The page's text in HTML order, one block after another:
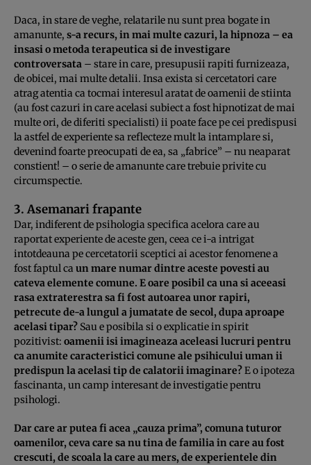
Daca, in stare de veghe, relatarile nu sunt prea bogate in
amanunte, s-a recurs, in mai multe cazuri, lahipnoza – ea
insasi o metoda terapeutica si de investigare
controversata – stare in care, presupusii rapiti furnizeaza,
de obicei, mai multe detalii. Insa exista si cercetatori care
atrag atentia ca tocmai interesul aratat de oamenii de stiinta
(au fost cazuri in care acelasi subiect a fost hipnotizat de mai
multe ori, de diferiti specialisti) ii poate face pe cei predispusi
la astfel de experiente sa reflecteze mult la intamplare si,
devenind foarte preocupati de ea, sa „fabrice” – nu neaparat
constient! – o serie de amanunte care trebuie privite cu
circumspectie.
3. Asemanari frapante
Dar, indiferent de psihologia specifica acelora care au
raportat experiente de aceste gen, ceea ce i-a intrigat
intotdeauna pe cercetatorii sceptici ai acestor fenomene a
fost faptul ca un mare numar dintre aceste povesti au
cateva elemente comune. E oare posibil ca una si aceeasi
rasa extraterestra sa fi fost autoarea unor rapiri,
petrecute de-a lungul a jumatate de secol, dupa aproape
acelasi tipar? Sau e posibila si o explicatie in spirit
pozitivist: oamenii isi imagineaza aceleasi lucruri pentru
ca anumite caracteristici comune ale psihicului uman ii
predispun la acelasi tip de calatorii imaginare?E o ipoteza
fascinanta, un camp interesant de investigatie pentru
psihologi.
Dar care ar putea fi acea „cauza prima”, comuna tuturor
oamenilor, ceva care sa nu tina de familia in care au fost
crescuti, de scoala la care au mers, de experientele din